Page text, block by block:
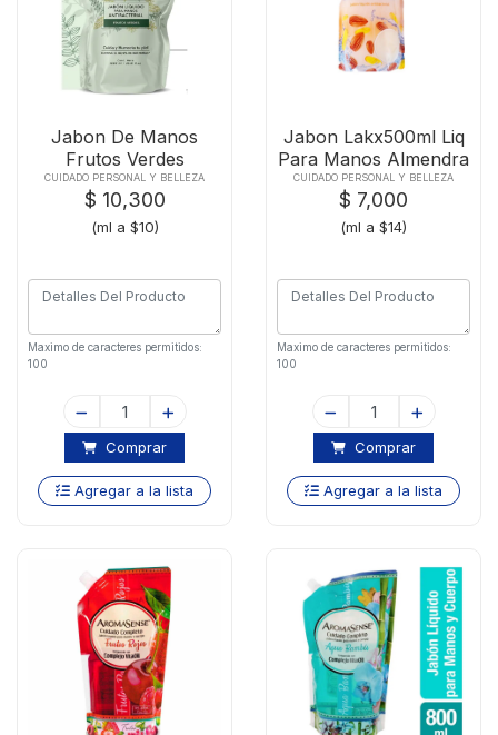
Jabon De Manos
Frutos Verdes
Amaticx1000
CUIDADO PERSONAL Y BELLEZA
$ 10,300
(ml a $10)
Maximo de caracteres permitidos:
100
Comprar
Agregar a la lista
Jabon Lakx500ml Liq
Para Manos Almendra
CUIDADO PERSONAL Y BELLEZA
$ 7,000
(ml a $14)
Maximo de caracteres permitidos:
100
Comprar
Agregar a la lista